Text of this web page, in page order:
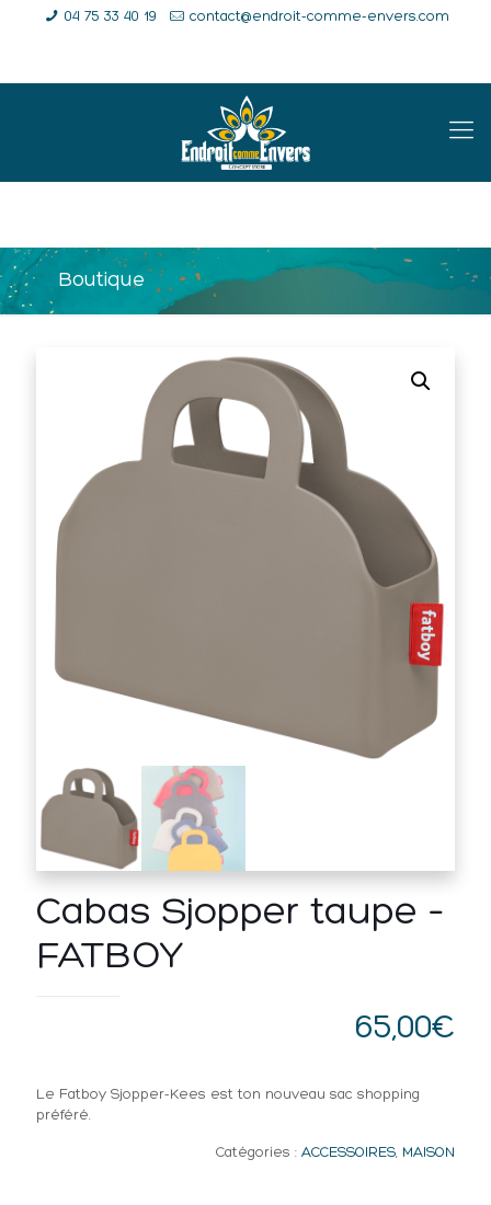
04 75 33 40 19 contact@endroit-comme-envers.com
Boutique
Cabas Sjopper taupe –
FATBOY
65,00€
Le Fatboy Sjopper-Kees est ton nouveau sac shopping
préféré.
Catégories : ACCESSOIRES MAISON